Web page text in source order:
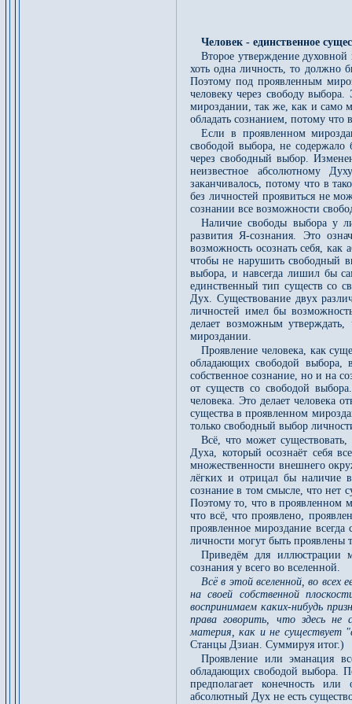
Человек - единственное
Второе утверждение духовной
хоть одна личность, то должно
Поэтому под проявленным
человеку через свободу
мироздании, так же, как и само
обладать сознанием, потому что
Если в проявленном
свободой выбора, не
через свободный выбор.
неизвестное абсолютному
заканчивалось, потому что в
без личностей проявиться не
сознании все возможности
Наличие свободы выбора у
развития Я-сознания. Это
возможность осознать себя,
чтобы не нарушить свободный
выбора, и навсегда лишил бы
единственный тип существ со
Дух. Существование двух
личностей имел бы
делает возможным
мироздании.
Проявление человека, как
обладающих свободой выбора,
собственное сознание, но и на
от существ со свободой
человека. Это делает человека
существа в проявленном
только свободный выбор
Всё, что может
Духа, который осознаёт себя
множественности внешнего
лёгких и отрицал бы наличие
сознание в том смысле, что нет
Поэтому то, что в проявленном
что всё, что проявлено,
проявленное мироздание
личности могут быть проявлены
Приведём для иллюстрации
сознания у всего во вселенной.
Всё в этой вселенной, во всех
на своей собственной
воспринимаем каких-нибудь
права говорить, что здесь
материя, как и не существует
Станцы Дзиан. Суммируя итог.)
Проявление или эманация
обладающих свободой выбора.
предполагает конечность
абсолютный Дух не есть